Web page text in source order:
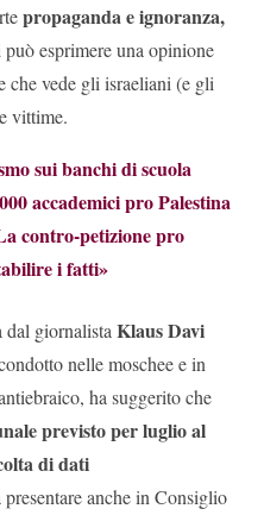
propaganda e ignoranza,
esprimere una opinione
che vede gli israeliani (e gli
vittime.
sui banchi di scuola
accademici pro Palestina
contro-petizione pro
i fatti»
dal giornalista Klaus Davi
nelle moschee e in
ha suggerito che
previsto per luglio al
di dati
anche in Consiglio